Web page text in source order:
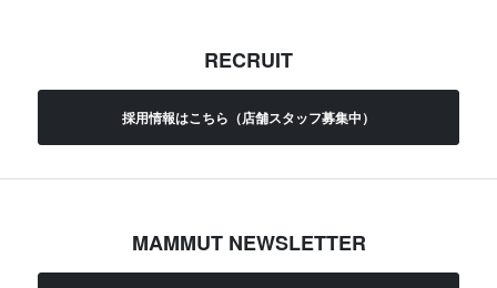
RECRUIT
採用情報はこちら（店舗スタッフ募集中）
MAMMUT NEWSLETTER